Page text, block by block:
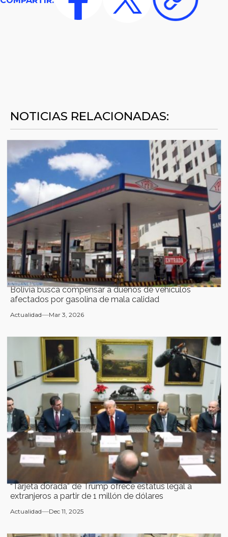
NOTICIAS RELACIONADAS:
Bolivia busca compensar a dueños de vehículos
afectados por gasolina de mala calidad
Actualidad Mar 3, 2026
“Tarjeta dorada” de Trump ofrece estatus legal a
extranjeros a partir de 1 millón de dólares
Actualidad Dec 11, 2025